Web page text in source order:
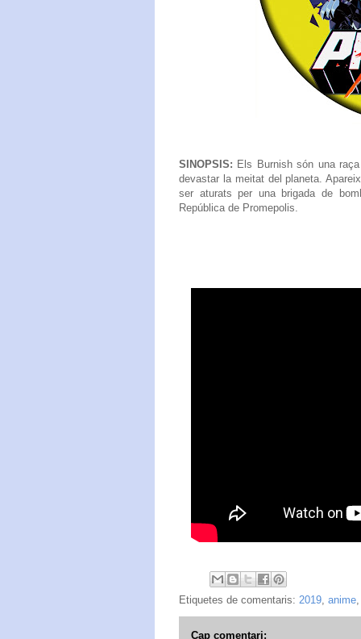
SINOPSIS: Els Burnish són una
devastar la meitat del planeta.
ser aturats per una brigada de
República de Promepolis.
Etiquetes de comentaris: 2019, anime,
Cap comentari: